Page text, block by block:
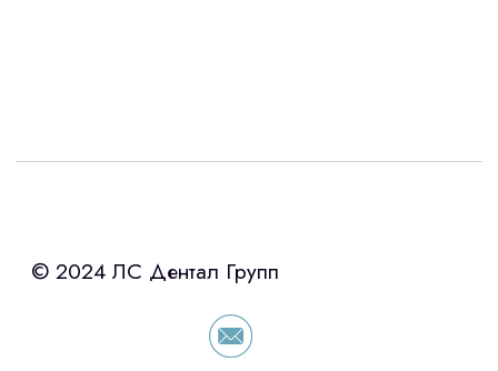
Интересует лизинг?
«Уралпромлизинг» подберем выгодные
условия по лизингу оборудования,
просто оставьте контакты чтобы мы
сориентировали по условиям